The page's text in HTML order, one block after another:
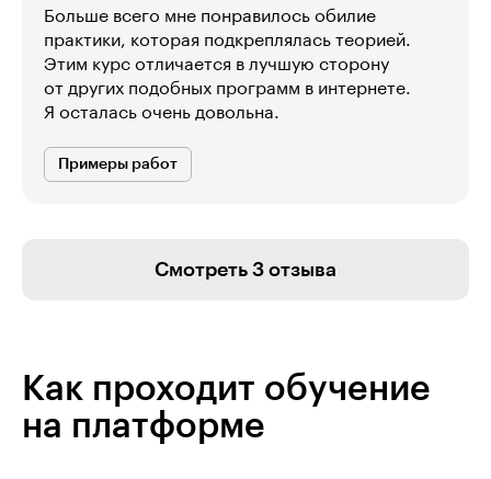
Больше всего мне понравилось обилие
практики, которая подкреплялась теорией.
Этим курс отличается в лучшую сторону
от других подобных программ в интернете.
Я осталась очень довольна.
Примеры работ
Смотреть 3 отзыва
Как проходит обучение
на платформе